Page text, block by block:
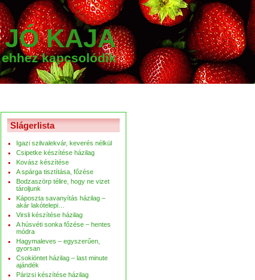
JÓ KAJA
kapcsolódik
Slágerlista
Igazi szilvalekvár, keverés nélkül
Csipetke készítése házilag
Kovász készítése
A spárga tisztítása, főzése
Bodzaszörp télire, hogy ne vizet
tároljunk
Káposzta savanyítás házilag –
akár lakótelepi…
Virsli készítése házilag
A húsvéti sonka főzése – hentes
módra
Hagymaleves – egyszerűen,
gyorsan
Csokiöntet házilag – last minute
ajándék
Párizsi készítése házilag